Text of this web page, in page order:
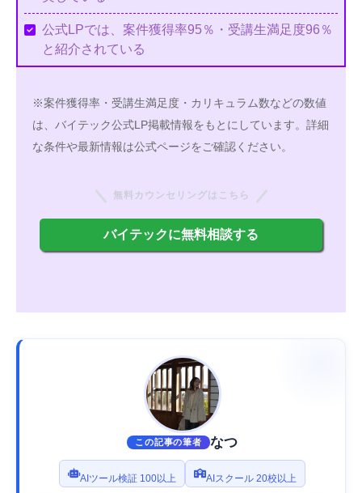
公式LPでは、案件獲得率95％・受講生満足度96％
と紹介されている
※案件獲得率・受講生満足度・カリキュラム数などの数値
は、バイテック公式LP掲載情報をもとにしています。詳細
な条件や最新情報は公式ページをご確認ください。
無料カウンセリングはこちら
バイテックに無料相談する
この記事の筆者 なつ
AIツール検証 100以上 AIスクール 20校以上